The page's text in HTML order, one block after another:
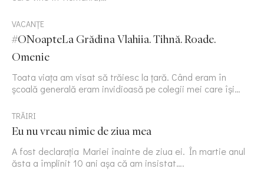
VACANȚE
#ONoapteLa Grădina Vlahiia. Tihnă. Roade.
Omenie
Toata viața am visat să trăiesc la țară. Când eram în
școală generală eram invidioasă pe colegii mei care își…
TRĂIRI
Eu nu vreau nimic de ziua mea
A fost declarația Mariei înainte de ziua ei. În martie anul
ăsta a împlinit 10 ani așa că am insistat….